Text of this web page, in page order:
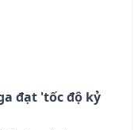
đạt 'tốc độ kỷ